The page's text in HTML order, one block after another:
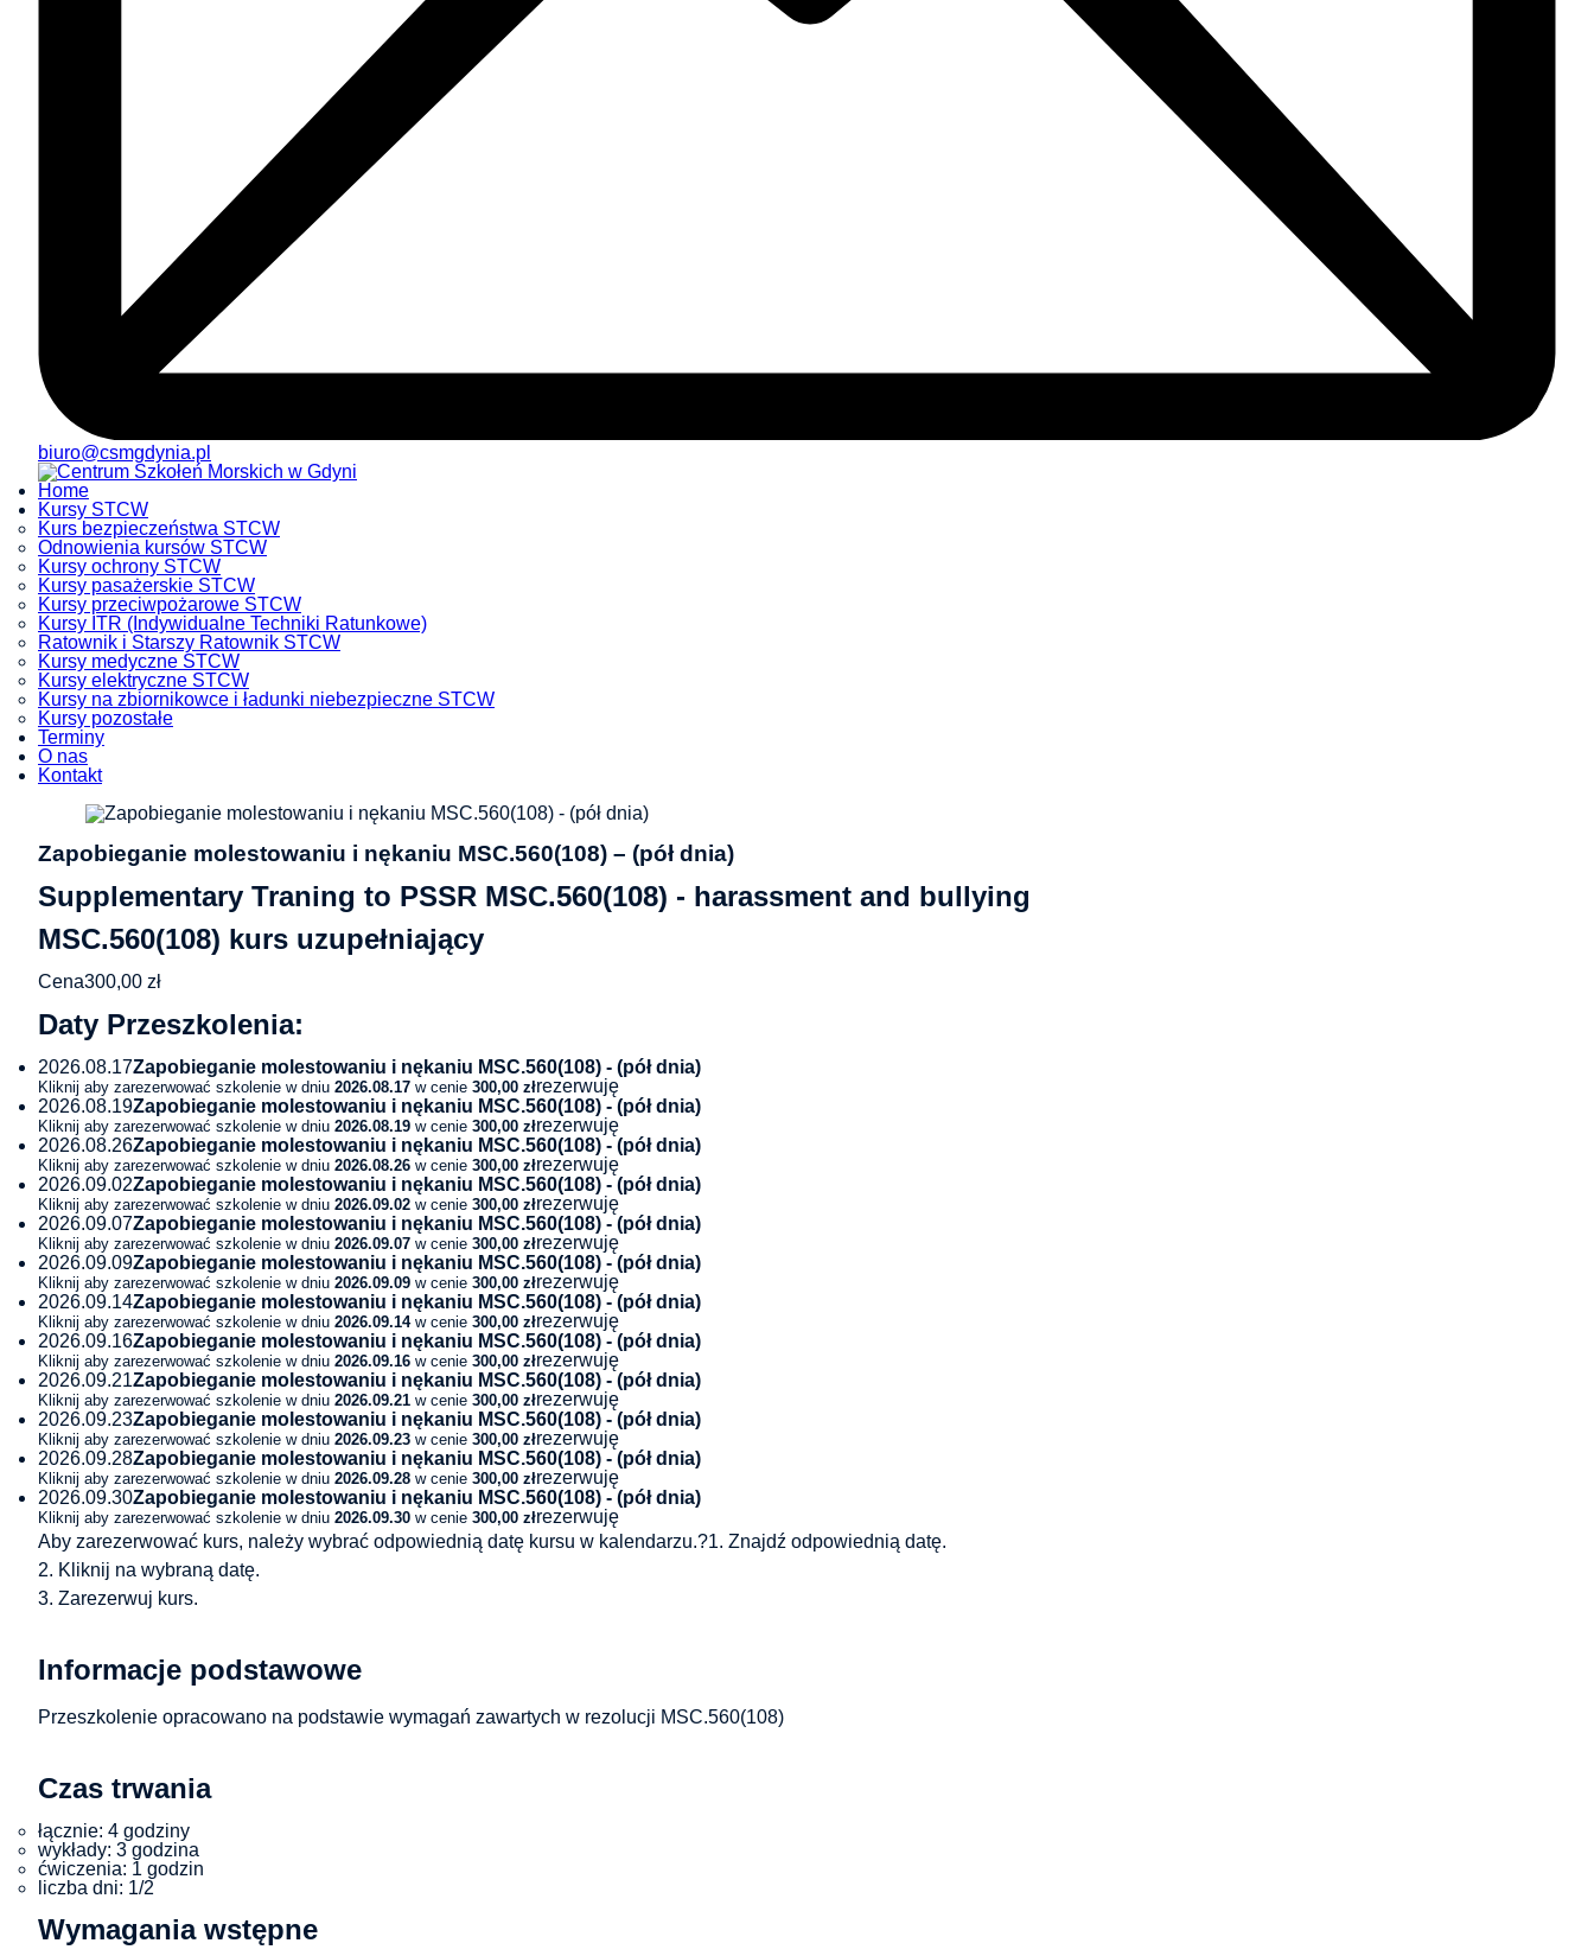
biuro@csmgdynia.pl
Home
Kursy STCW
Kurs bezpieczeństwa STCW
Odnowienia kursów STCW
Kursy ochrony STCW
Kursy pasażerskie STCW
Kursy przeciwpożarowe STCW
Kursy ITR (Indywidualne Techniki Ratunkowe)
Ratownik i Starszy Ratownik STCW
Kursy medyczne STCW
Kursy elektryczne STCW
Kursy na zbiornikowce i ładunki niebezpieczne STCW
Kursy pozostałe
Terminy
O nas
Kontakt
Zapobieganie molestowaniu i nękaniu MSC.560(108) – (pół dnia)
Supplementary Traning to PSSR MSC.560(108) - harassment and bullying
MSC.560(108) kurs uzupełniający
Cena300,00 zł
Daty Przeszkolenia:
2026.08.17Zapobieganie molestowaniu i nękaniu MSC.560(108) - (pół dnia)
Kliknij aby zarezerwować szkolenie w dniu 2026.08.17 w cenie 300,00 złrezerwuję
2026.08.19Zapobieganie molestowaniu i nękaniu MSC.560(108) - (pół dnia)
Kliknij aby zarezerwować szkolenie w dniu 2026.08.19 w cenie 300,00 złrezerwuję
2026.08.26Zapobieganie molestowaniu i nękaniu MSC.560(108) - (pół dnia)
Kliknij aby zarezerwować szkolenie w dniu 2026.08.26 w cenie 300,00 złrezerwuję
2026.09.02Zapobieganie molestowaniu i nękaniu MSC.560(108) - (pół dnia)
Kliknij aby zarezerwować szkolenie w dniu 2026.09.02 w cenie 300,00 złrezerwuję
2026.09.07Zapobieganie molestowaniu i nękaniu MSC.560(108) - (pół dnia)
Kliknij aby zarezerwować szkolenie w dniu 2026.09.07 w cenie 300,00 złrezerwuję
2026.09.09Zapobieganie molestowaniu i nękaniu MSC.560(108) - (pół dnia)
Kliknij aby zarezerwować szkolenie w dniu 2026.09.09 w cenie 300,00 złrezerwuję
2026.09.14Zapobieganie molestowaniu i nękaniu MSC.560(108) - (pół dnia)
Kliknij aby zarezerwować szkolenie w dniu 2026.09.14w cenie 300,00 złrezerwuję
2026.09.16Zapobieganie molestowaniu i nękaniu MSC.560(108) - (pół dnia)
Kliknij aby zarezerwować szkolenie w dniu 2026.09.16 w cenie 300,00 złrezerwuję
2026.09.21Zapobieganie molestowaniu i nękaniu MSC.560(108) - (pół dnia)
Kliknij aby zarezerwować szkolenie w dniu 2026.09.21 w cenie 300,00 złrezerwuję
2026.09.23Zapobieganie molestowaniu i nękaniu MSC.560(108) - (pół dnia)
Kliknij aby zarezerwować szkolenie w dniu 2026.09.23 w cenie 300,00 złrezerwuję
2026.09.28Zapobieganie molestowaniu i nękaniu MSC.560(108) - (pół dnia)
Kliknij aby zarezerwować szkolenie w dniu 2026.09.28 w cenie 300,00 złrezerwuję
2026.09.30Zapobieganie molestowaniu i nękaniu MSC.560(108) - (pół dnia)
Kliknij aby zarezerwować szkolenie w dniu 2026.09.30 w cenie 300,00 złrezerwuję
Aby zarezerwować kurs, należy wybrać odpowiednią datę kursu w kalendarzu.?1. Znajdź odpowiednią datę.
2. Kliknij na wybraną datę.
3. Zarezerwuj kurs.
Informacje podstawowe
Przeszkolenie opracowano na podstawie wymagań zawartych w rezolucji MSC.560(108)
Czas trwania
łącznie: 4 godziny
wykłady: 3 godzina
ćwiczenia: 1 godzin
liczba dni: 1/2
Wymagania wstępne